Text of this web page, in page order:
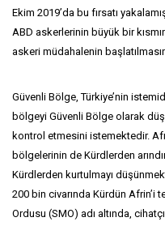
Ekim 2019’da bu fırsatı
ABD askerlerinin büyük bir
askeri müdahalenin
Güvenli Bölge, Türkiye’nin
bölgeyi Güvenli Bölge olarak
kontrol etmesini istemektedir.
bölgelerinin de Kürdlerden
Kürdlerden kurtulmayı
200 bin civarında Kürdün Afrin’i
Ordusu (SMO) adı altında,